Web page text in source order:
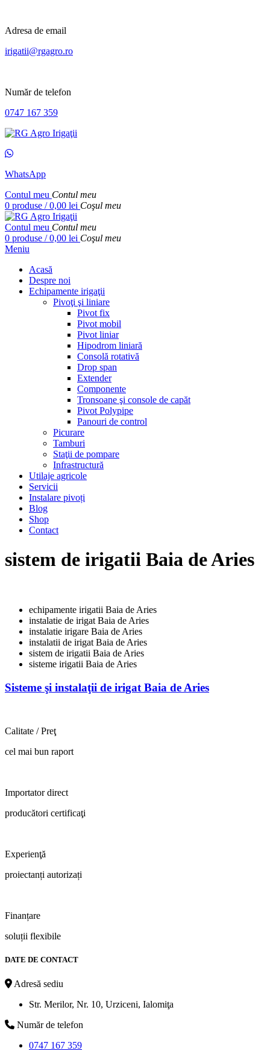
Adresa de email
irigatii@rgagro.ro
Număr de telefon
0747 167 359
WhatsApp
Contul meu Contul meu
0 produse / 0,00 lei Coşul meu
Contul meu Contul meu
0 produse / 0,00 lei Coşul meu
Meniu
Acasă
Despre noi
Echipamente irigaţii
Pivoţi şi liniare
Pivot fix
Pivot mobil
Pivot liniar
Hipodrom liniară
Consolă rotativă
Drop span
Extender
Componente
Tronsoane şi console de capăt
Pivot Polypipe
Panouri de control
Picurare
Tamburi
Staţii de pompare
Infrastructură
Utilaje agricole
Servicii
Instalare pivoți
Blog
Shop
Contact
sistem de irigatii Baia de Aries
echipamente irigatii Baia de Aries
instalatie de irigat Baia de Aries
instalatie irigare Baia de Aries
instalatii de irigat Baia de Aries
sistem de irigatii Baia de Aries
sisteme irigatii Baia de Aries
Sisteme şi instalaţii de irigat Baia de Aries
Calitate / Preţ
cel mai bun raport
Importator direct
producători certificaţi
Experienţă
proiectanți autorizați
Finanțare
soluții flexibile
DATE DE CONTACT
Adresă sediu
Str. Merilor, Nr. 10, Urziceni, Ialomiţa
Număr de telefon
0747 167 359